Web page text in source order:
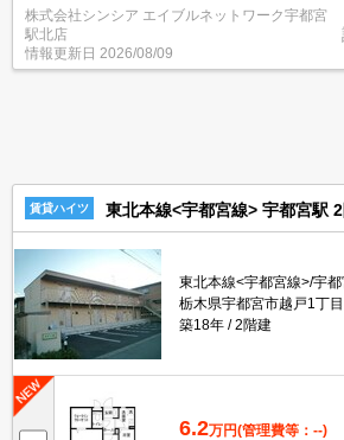
株式会社シンシア エイブルネットワーク宇都宮
駅北店
情報更新日 2026/08/09
賃貸ハイツ 東北本線<宇都宮線> 宇都宮駅
東北本線<宇都宮線>/宇
栃木県宇都宮市越戸1丁目
築18年
2階建
6.2万円(管理費等：--)